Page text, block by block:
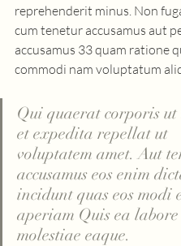
reprehenderit minus. Non
cum tenetur accusamus aut
accusamus 33 quam ratione
commodi nam voluptatum
Qui quaerat corporis
et expedita repellat ut
voluptatem amet. Aut
accusamus eos enim
incidunt quas eos modi
aperiam Quis ea
molestiae eaque.